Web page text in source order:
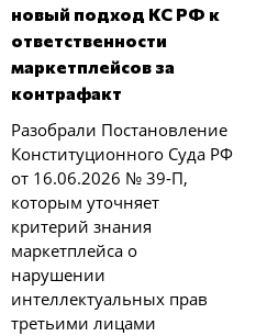
новый подход КС РФ к
ответственности
маркетплейсов за
контрафакт
Разобрали Постановление
Конституционного Суда РФ
от 16.06.2026 № 39-П,
которым уточняет
критерий знания
маркетплейса о
нарушении
интеллектуальных прав
третьими лицами